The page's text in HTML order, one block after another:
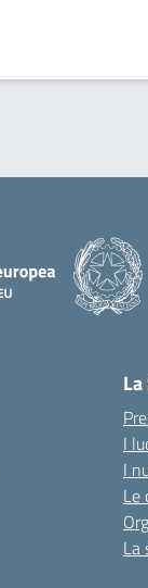
I
I
Le
La